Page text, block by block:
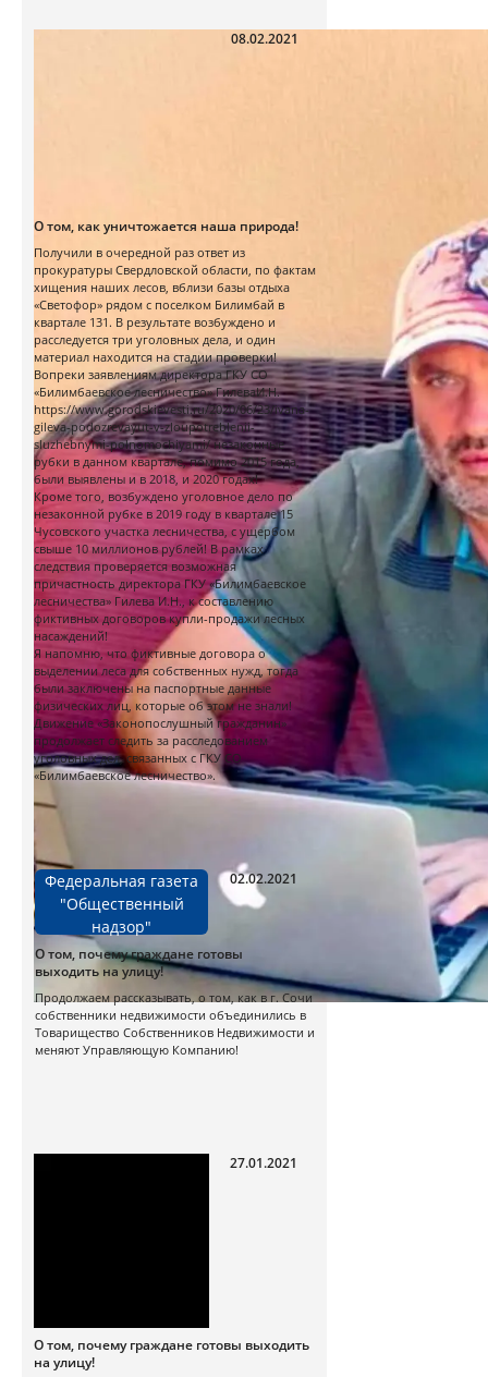
Кроме того, возбуждено уголовное дело по
незаконной рубке в 2019 году в квартале 15
Чусовского участка лесничества, с ущербом
свыше 10 миллионов рублей! В рамках
следствия проверяется возможная
причастность директора ГКУ «Билимбаевское
лесничества» Гилева И.Н., к составлению
фиктивных договоров купли-продажи лесных
насаждений!
Я напомню, что фиктивные договора о
выделении леса для собственных нужд, тогда
были заключены на паспортные данные
физических лиц, которые об этом не знали!
Движение «Законопослушный гражданин»
продолжает следить за расследованием
уголовных дел, связанных с ГКУ СО
«Билимбаевское лесничество».
О том, как уничтожается наша природа!
Получили в очередной раз ответ из
прокуратуры Свердловской области, по фактам
хищения наших лесов, вблизи базы отдыха
«Светофор» рядом с поселком Билимбай в
квартале 131. В результате возбуждено и
расследуется три уголовных дела, и один
материал находится на стадии проверки!
Вопреки заявлениям директора ГКУ СО
«Билимбаевское лесничество» ГилеваИ.Н.
https://www.gorodskievesti.ru/2020/06/23/ivana-
gileva-podozrevayut-v-zloupotreblenii-
sluzhebnymi-polnomochiyami/незаконные
рубки в данном квартале, помимо 2015 года,
были выявлены и в 2018, и 2020 годах!
27.01.2021
08.02.2021
О том, почему граждане готовы выходить
на улицу!
Федеральная газета
"Общественный
надзор"
02.02.2021
Продолжаем рассказывать, о том, как в г. Сочи
собственники недвижимости объединились в
Товарищество Собственников Недвижимости и
меняют Управляющую Компанию!
О том, почему граждане готовы
выходить на улицу!